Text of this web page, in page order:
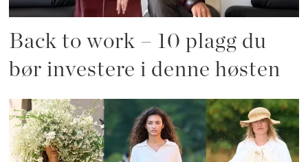
Back to work – 10 plagg du
bør investere i denne høsten